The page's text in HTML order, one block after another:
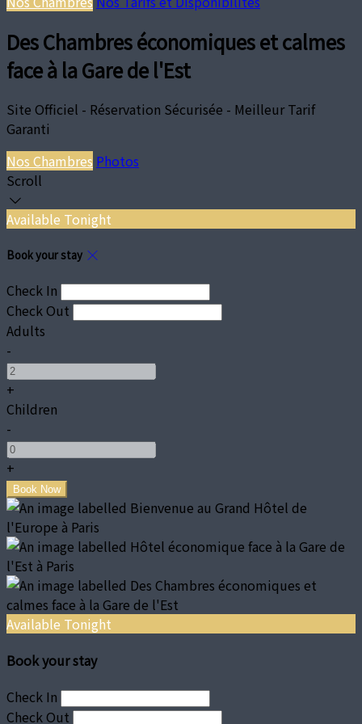
Des Chambres économiques et calmes
face à la Gare de l'Est
Site Officiel - Réservation Sécurisée - Meilleur Tarif
Garanti
Nos Chambres Photos
Scroll
Available Tonight
Book your stay
Check In
Check Out
Adults
-
+
Children
-
+
Available Tonight
Book your stay
Check In
Check Out